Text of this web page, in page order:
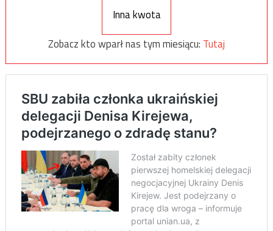
Inna kwota
Zobacz kto wparł nas tym miesiącu: Tutaj